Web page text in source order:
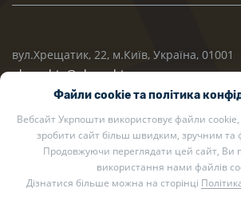
вул.Хрещатик, 22, м.Київ, Україна, 01001
ukrposhta@ukrposhta.ua
Файли cookie та політика
Вебсайт Укрпошти використовує файли
зробити сайт більш швидким, зручним та
Продовжуючи переглядати цей сайт, Ви
використання нами файлів
Дізнатися більше можна на сторінці